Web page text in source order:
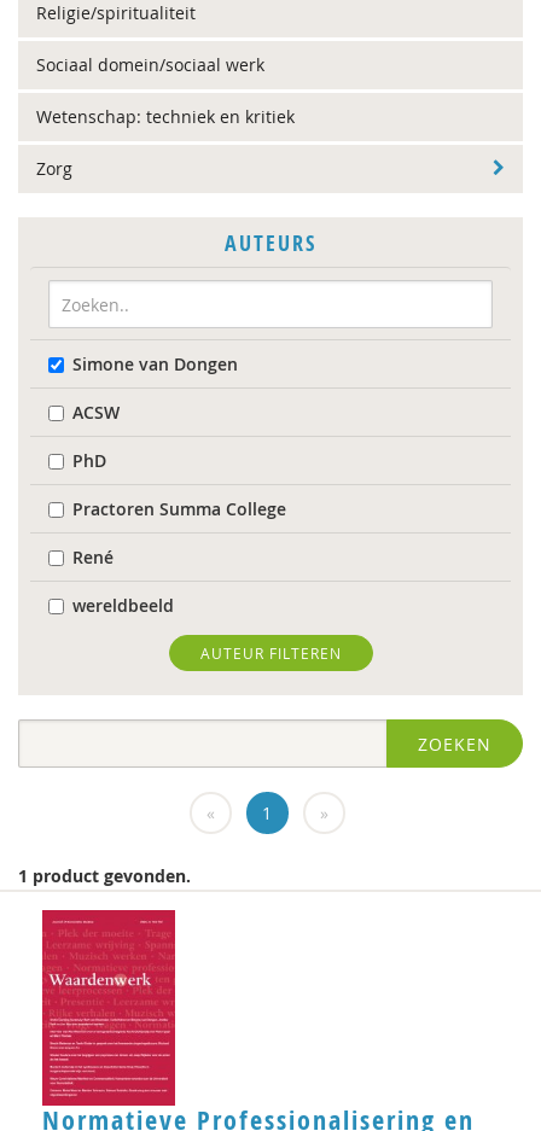
Religie/spiritualiteit
Sociaal domein/sociaal werk
Wetenschap: techniek en kritiek
Zorg
AUTEURS
Simone van Dongen
ACSW
PhD
Practoren Summa College
René
wereldbeeld
World Health Organization
Edo (E.H.) Nieweg
Dr. Abdelilah Ljamai (UVH)
Tineke Abma
Frank Adloff
Marian Adriaansen
Jyotsna Agnihotri Gupta
Hans Alma
AUTEUR FILTEREN
ZOEKEN
« 1 »
1 product gevonden.
Normatieve Professionalisering en